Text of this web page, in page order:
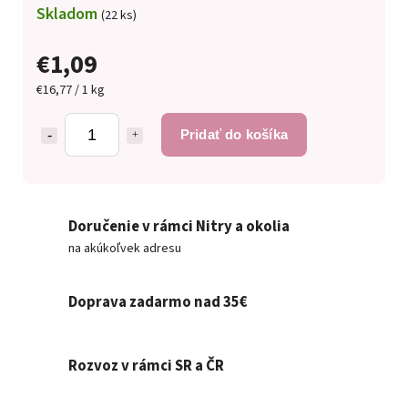
€1,09
€16,77 / 1 kg
Pridať do košíka
Skladom (22 ks)
Doručenie v rámci Nitry a okolia
na akúkoľvek adresu
Doprava zadarmo nad 35€
Rozvoz v rámci SR a ČR